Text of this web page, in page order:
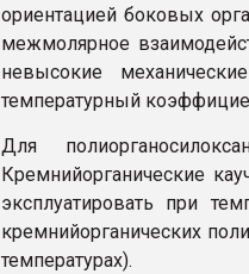
ориентацией боковых
межмолярное
невысокие
температурный
Для
Кремнийорганические
эксплуатировать при
кремнийорганических
температурах).